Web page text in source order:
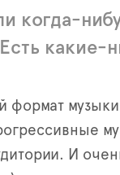
когда-
какие-
формат
И